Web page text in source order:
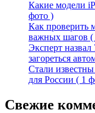
Какие модели
фото )
Как проверить
важных шагов (
Эксперт
загореться
Стали
для России ( 1
Свежие